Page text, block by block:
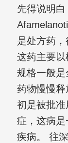
先得说明
是处方药，
这药主要
规格一般
药物慢慢
初是被批
症，这病
疾病。 往